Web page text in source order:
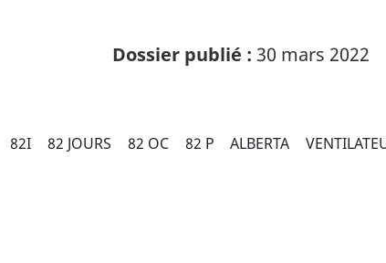
Dossier publié : 30 mars 2022
82I 82 JOURS 82 OC 82 P ALBERTA